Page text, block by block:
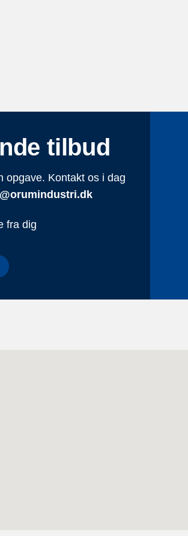
tilbud
opgave. Kontakt os i dag
fra dig